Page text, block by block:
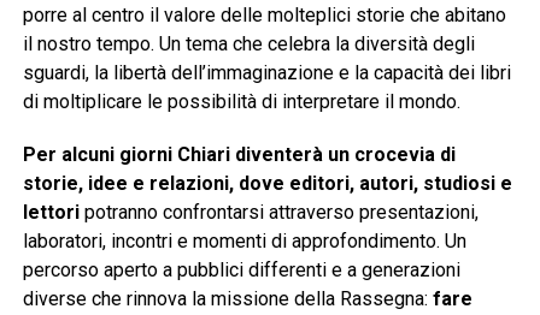
porre al centro il valore delle molteplici storie che abitano
il nostro tempo. Un tema che celebra la diversità degli
sguardi, la libertà dell’immaginazione e la capacità dei libri
di moltiplicare le possibilità di interpretare il mondo.
Per alcuni giorni Chiari diventerà un crocevia di
storie, idee e relazioni, dove editori, autori, studiosi e
lettori potranno confrontarsi attraverso presentazioni,
laboratori, incontri e momenti di approfondimento. Un
percorso aperto a pubblici differenti e a generazioni
diverse che rinnova la missione della Rassegna: fare